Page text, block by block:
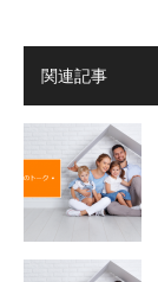
関連記事